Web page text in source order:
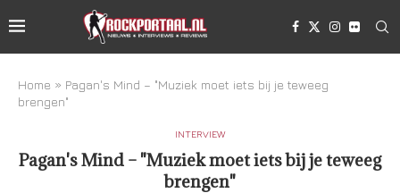
Home » Pagan's Mind – "Muziek moet iets bij je teweeg
brengen"
INTERVIEW
Pagan's Mind – "Muziek moet iets bij je teweeg
brengen"